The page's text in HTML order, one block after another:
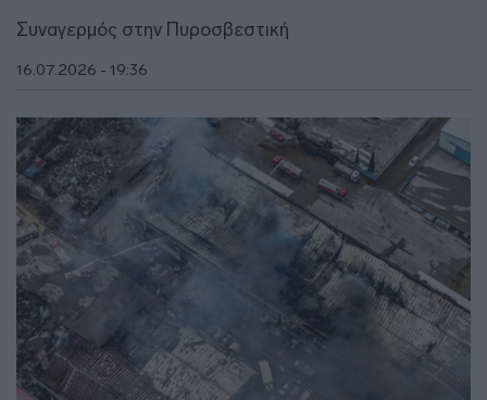
Συναγερμός στην Πυροσβεστική
16.07.2026 - 19:36